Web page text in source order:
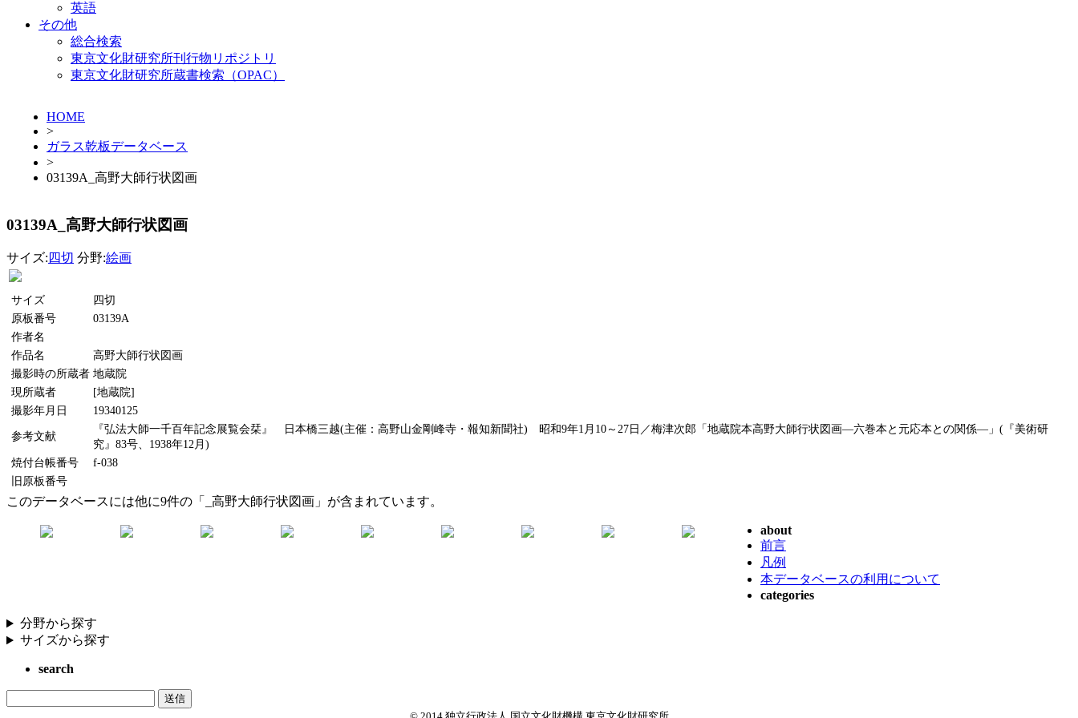
英語
その他
総合検索
東京文化財研究所刊行物リポジトリ
東京文化財研究所蔵書検索（OPAC）
HOME
>
ガラス乾板データベース
>
03139A_高野大師行状図画
03139A_高野大師行状図画
サイズ: 四切 分野:絵画
サイズ
四切
原板番号
03139A
作者名
作品名
高野大師行状図画
撮影時の所蔵者 地蔵院
現所蔵者
[地蔵院]
撮影年月日
19340125
参考文献
『弘法大師一千百年記念展覧会栞』 日本橋三越(主催：高野山金剛峰寺・報知新聞社) 昭和9年1月10～27日／梅津次郎「地蔵院本高野大師行状図画―六巻本と元応本との関係―」(『美術研
究』83号、1938年12月)
焼付台帳番号
f-038
旧原板番号
このデータベースには他に9件の「_高野大師行状図画」が含まれています。
about
前言
凡例
本データベースの利用について
categories
分野から探す
サイズから探す
search